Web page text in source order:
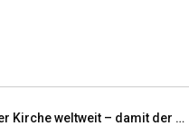
Wir unterstützen die Arbeit der Kirche weltweit – damit der Glaube lebt!